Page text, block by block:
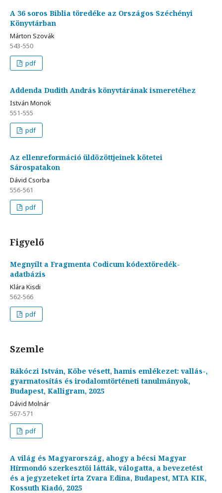
A 36 soros Biblia töredéke az Országos Széchényi
Könyvtárban
Márton Szovák
543-550
pdf
Addenda Dudith András könyvtárának ismeretéhez
István Monok
551-555
pdf
Az ellenreformáció üldözöttjeinek kötetei
Sárospatakon
Dávid Csorba
556-561
pdf
Figyelő
Megnyílt a Fragmenta Codicum kódextöredék-
adatbázis
Klára Kisdi
562-566
pdf
Szemle
Rákóczi István, Kőbe vésett, hamis emlékezet: vallás-,
gyarmatosítás és irodalomtörténeti tanulmányok,
Budapest, Kalligram, 2025
Dávid Molnár
567-571
pdf
A világ és Magyarország, ahogy a bécsi Magyar
Hírmondó szerkesztői látták, válogatta, a bevezetést
és a jegyzeteket írta Zvara Edina, Budapest, MTA KIK,
Kossuth Kiadó, 2025